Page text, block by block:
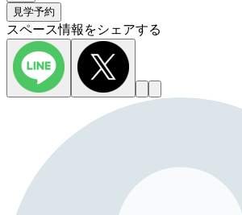
見学予約
スペース情報をシェアする